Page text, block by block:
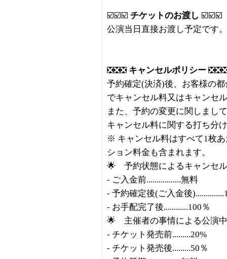
☑️☑️☑️ チケットのお渡し ☑️☑️☑️
公演当日直接お渡し予定です。
❎❎❎ キャンセルポリシー
予約確定(決済)後、お客様の
でキャンセル料又はキャンセ
また、予約の変更に関しまし
キャンセル料に関する打ち分
※ キャンセル料はすべて1枚
ション料金も含まれます。
🌟 予約状態によるキャンセ
- ご入金前.................無料
- 予約確定後(ご入金後
- お手配完了後............100％
🌟 主催者の事情による公演
- チケット発売前.........20%
- チケット発売後.........50％